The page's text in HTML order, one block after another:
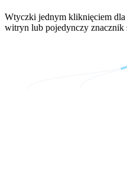
Wtyczki jednym kliknięciem
witryn lub pojedynczy znacznik